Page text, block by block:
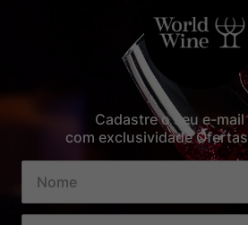
Cadastre o seu e-mail
com exclusividade